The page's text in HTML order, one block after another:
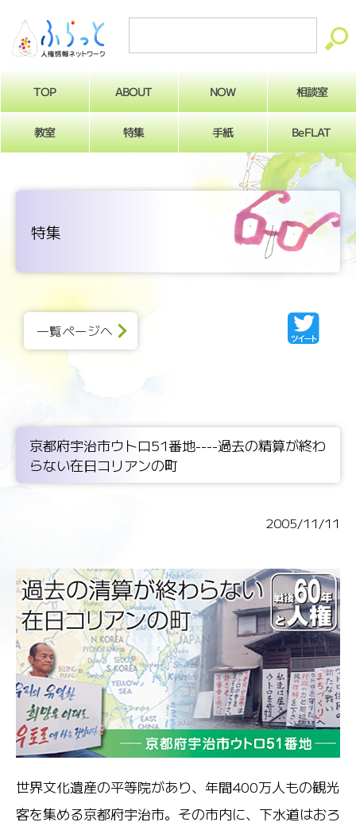
TOP ABOUT NOW 相談室
教室 特集 手紙 BeFLAT
特集
一覧ページへ
京都府宇治市ウトロ51番地----過去の精算が終わ
らない在日コリアンの町
2005/11/11
世界文化遺産の平等院があり、年間400万人もの観光
客を集める京都府宇治市。その市内に、下水道はおろ